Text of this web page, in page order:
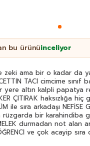
bu ürünüinceliyor
zeki ama bir o kadar da
TACİ cimcime sınıf
yere altın kalpli papatya
ÇITIRAK haksızlığa
ile sıra arkadaşı NEFİSE
rüzgarda bir karahindiba
durmadan not alan
ve çok acayip sıra